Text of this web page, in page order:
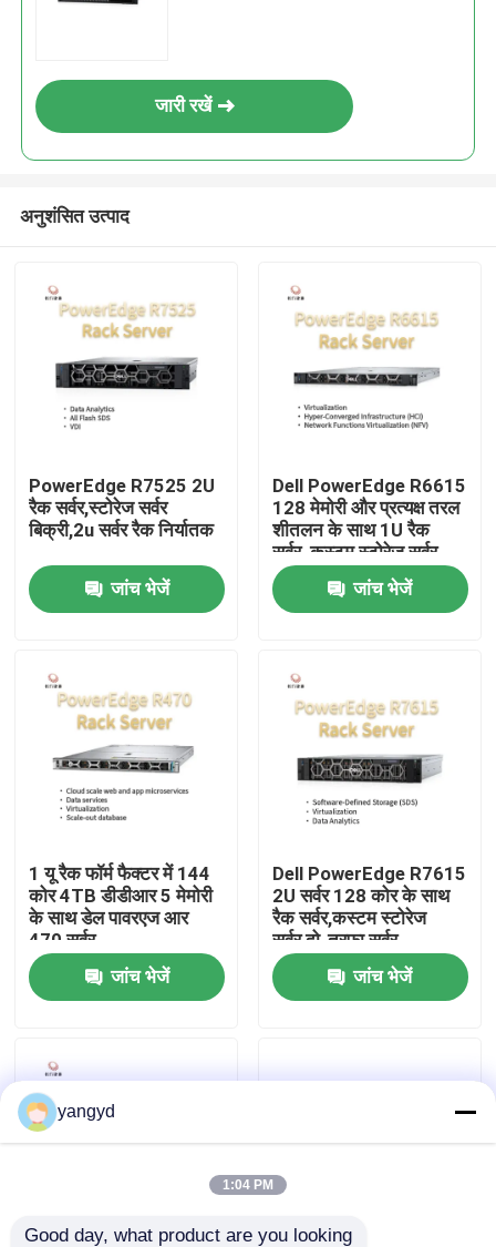
घर
उत्पाद
हमारे बारे में
फ़ैक्टरी टूर
गुणवत्ता नियंत्रण
हमसे संपर्क करें
मामले
रैक स्टोरेज सर्वर
जारी रखें
अनुशंसित उत्पाद
PowerEdge R7525 2U
रैक सर्वर,स्टोरेज सर्वर
बिक्री,2u सर्वर रैक निर्यातक
जांच भेजें
Dell PowerEdge R6615
128 मेमोरी और प्रत्यक्ष तरल
शीतलन के साथ 1U रैक
सर्वर, कस्टम स्टोरेज सर्वर,
दो-तरफा सर्वर
जांच भेजें
1 यू रैक फॉर्म फैक्टर में 144
कोर 4TB डीडीआर 5 मेमोरी
के साथ डेल पावरएज आर
470 सर्वर
जांच भेजें
Dell PowerEdge R7615
2U सर्वर 128 कोर के साथ
रैक सर्वर,कस्टम स्टोरेज
सर्वर,दो-तरफा सर्वर
जांच भेजें
yangyd
1:04 PM
Good day, what product are you looking